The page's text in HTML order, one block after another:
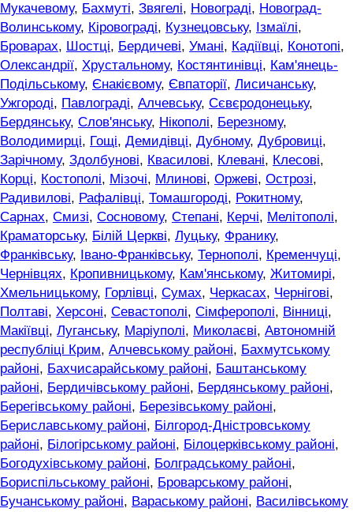
Мукачевому, Бахмуті, Звягелі, Новограді, Новоград-
Волинському, Кіровограді, Кузнецовську, Ізмаїлі,
Броварах, Шостці, Бердичеві, Умані, Кадіївці, Конотопі,
Олександрії, Хрустальному, Костянтинівці, Кам'янець-
Подільському, Єнакієвому, Євпаторії, Лисичанську,
Ужгороді, Павлограді, Алчевську, Сєвєродонецьку,
Бердянську, Слов'янську, Нікополі, Березному,
Володимирці, Гощі, Демидівці, Дубному, Дубровиці,
Зарічному, Здолбунові, Квасилові, Клевані, Клесові,
Корці, Костополі, Мізочі, Млинові, Оржеві, Острозі,
Радивилові, Рафалівці, Томашгороді, Рокитному,
Сарнах, Смизі, Сосновому, Степані, Керчі, Мелітополі,
Краматорську, Білій Церкві, Луцьку, Франику,
Франківську, Івано-Франківську, Тернополі, Кременчуці,
Чернівцях, Кропивницькому, Кам'янському, Житомирі,
Хмельницькому, Горлівці, Сумах, Черкасах, Чернігові,
Полтаві, Херсоні, Севастополі, Сімферополі, Вінниці,
Макіївці, Луганську, Маріуполі, Миколаєві, Автономній
республіці Крим, Алчевському районі, Бахмутському
районі, Бахчисарайському районі, Баштанському
районі, Бердичівському районі, Бердянському районі,
Берегівському районі, Березівському районі,
Бериславському районі, Білгород-Дністровському
районі, Білогірському районі, Білоцерківському районі,
Богодухівському районі, Болградському районі,
Бориспільському районі, Броварському районі,
Бучанському районі, Вараському районі, Василівському